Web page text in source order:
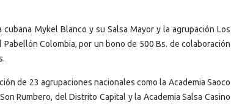
Mykel Blanco y su Salsa Mayor y la agrupación Los
Colombia, por un bono de 500 Bs. de colaboración
de 23 agrupaciones nacionales como la Academia Saoco
Rumbero, del Distrito Capital y la Academia Salsa Casino